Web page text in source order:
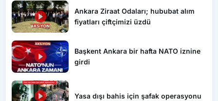
Ankara Ziraat Odaları; hububat alım
fiyatları çiftçimizi üzdü
Başkent Ankara bir hafta NATO iznine
girdi
Yasa dışı bahis için şafak operasyonu